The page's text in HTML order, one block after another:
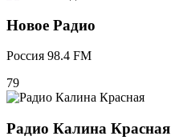
Новое Радио
Россия 98.4 FM
79
Радио Калина Красная